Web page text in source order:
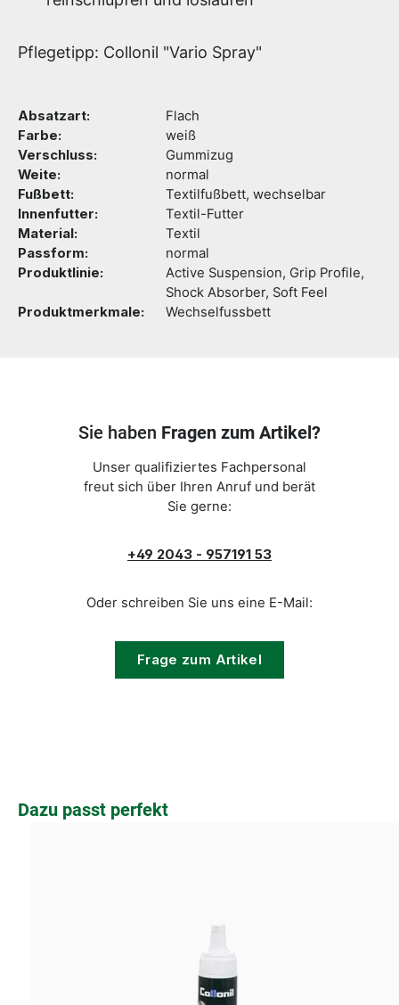
Pflegetipp: Collonil "Vario Spray"
Absatzart:
Flach
Farbe:
weiß
Verschluss:
Gummizug
Weite:
normal
Fußbett:
Textilfußbett, wechselbar
Innenfutter:
Textil-Futter
Material:
Textil
Passform:
normal
Produktlinie:
Active Suspension, Grip Profile,
Shock Absorber, Soft Feel
Produktmerkmale:
Wechselfussbett
Sie haben Fragen zum Artikel?
Unser qualifiziertes Fachpersonal
freut sich über Ihren Anruf und berät
Sie gerne:
+49 2043 - 957191 53
Oder schreiben Sie uns eine E-Mail:
Frage zum Artikel
Produktgalerie überspringen
Dazu passt perfekt